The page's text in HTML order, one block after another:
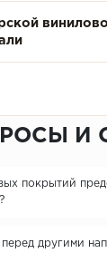
И
покрытий
другими